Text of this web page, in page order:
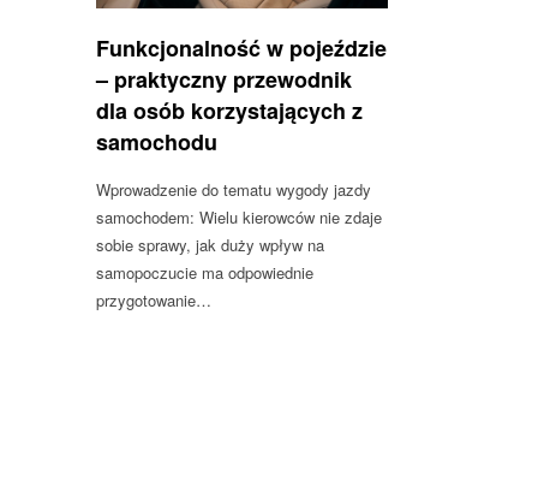
Funkcjonalność w pojeździe
– praktyczny przewodnik
dla osób korzystających z
samochodu
Wprowadzenie do tematu wygody jazdy
samochodem: Wielu kierowców nie zdaje
sobie sprawy, jak duży wpływ na
samopoczucie ma odpowiednie
przygotowanie…